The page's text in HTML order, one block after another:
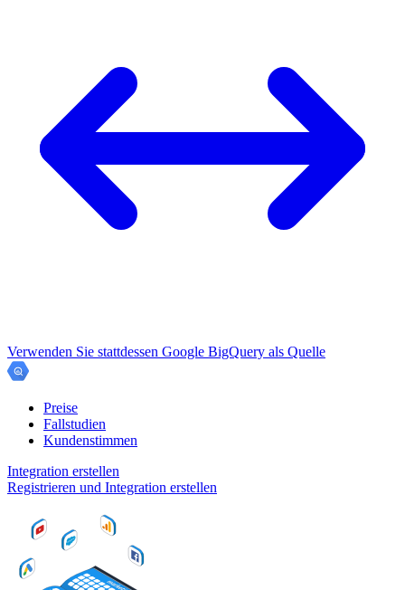
Verwenden Sie stattdessen Google BigQuery als Quelle
Preise
Fallstudien
Kundenstimmen
Integration erstellen
Registrieren und Integration erstellen